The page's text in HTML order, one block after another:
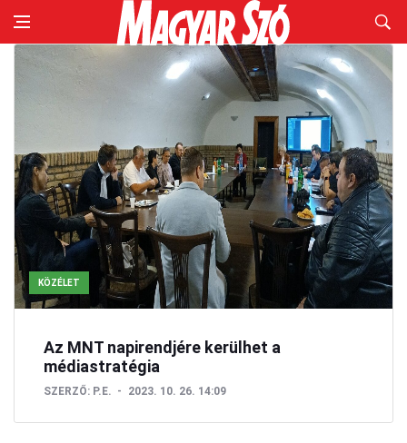
KÖZÉLET
Az MNT napirendjére kerülhet a
médiastratégia
SZERZŐ: P.E. 2023. 10. 26. 14:09